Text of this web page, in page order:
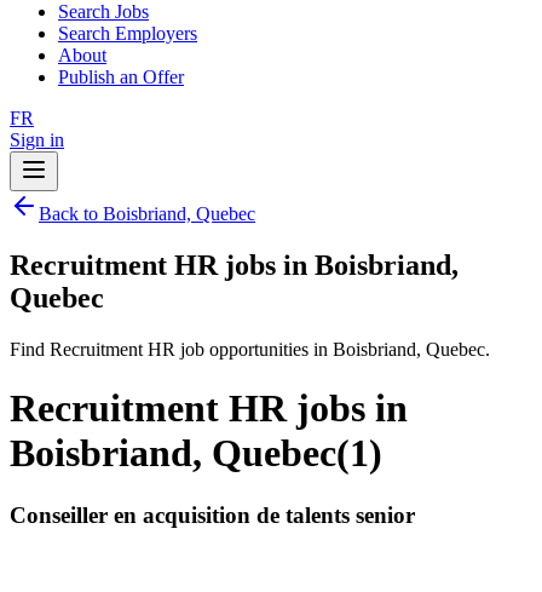
Search Jobs
Search Employers
About
Publish an Offer
FR
Sign in
Back to Boisbriand, Quebec
Recruitment HR jobs in Boisbriand,
Quebec
Find Recruitment HR job opportunities in Boisbriand, Quebec.
Recruitment HR jobs in
Boisbriand, Quebec(1)
Conseiller en acquisition de talents senior